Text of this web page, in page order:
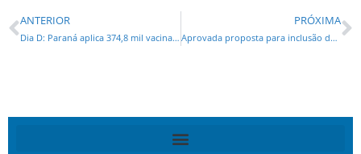
ANTERIOR
Dia D: Paraná aplica 374,8 mil vacinas, supera meta e está em 2º na imunização contra a gripe
PRÓXIMA
Aprovada proposta para inclusão de pessoas com deficiência no mercado de trabalho